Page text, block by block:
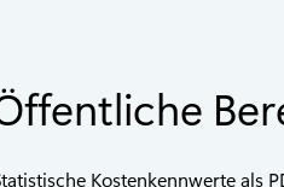
Kostenkennwerte als